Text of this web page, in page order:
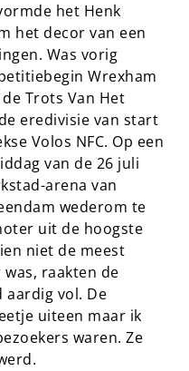
het Henk
het decor van een
Was vorig
Wrexham
Trots Van Het
eredivisie van start
Volos NFC. Op een
van de 26 juli
arena van
wederom te
uit de hoogste
niet de meest
raakten de
vol. De
uiteen maar ik
waren. Ze